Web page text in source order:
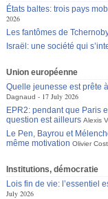
États baltes: trois pays
2026
Les fantômes de
Israël: une société qui
Union européenne
Quelle jeunesse est prête
Dagnaud
17 July 2026
EPR2: pendant que Paris
question est ailleurs Alexis
Le Pen, Bayrou et
même motivation Olivier
Institutions, démocratie
Lois fin de vie: l’essentiel
July 2026